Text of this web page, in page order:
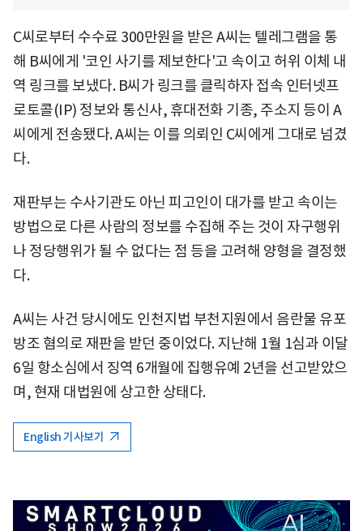
C씨로부터 수수료 300만원을 받은 A씨는 텔레그램을 통
해 B씨에게 '코인 사기를 제보한다'고 속이고 허위 이체 내
역 링크를 보냈다. B씨가 링크를 클릭하자 접속 인터넷프
로토콜(IP) 정보와 통신사, 휴대전화 기종, 주소지 등이 A
씨에게 전송됐다. A씨는 이를 의뢰인 C씨에게 그대로 넘겼
다.
재판부는 수사기관도 아닌 피고인이 대가를 받고 속이는
방법으로 다른 사람의 정보를 수집해 주는 것이 자구행위
나 정당행위가 될 수 없다는 점 등을 고려해 양형을 결정했
다.
A씨는 사건 당시에도 인천지법 부천지원에서 음란물 유포
방조 혐의로 재판을 받던 중이었다. 지난해 1월 1심과 이달
6일 항소심에서 징역 6개월에 집행유예 2년을 선고받았으
며, 현재 대법원에 상고한 상태다.
English 기사보기